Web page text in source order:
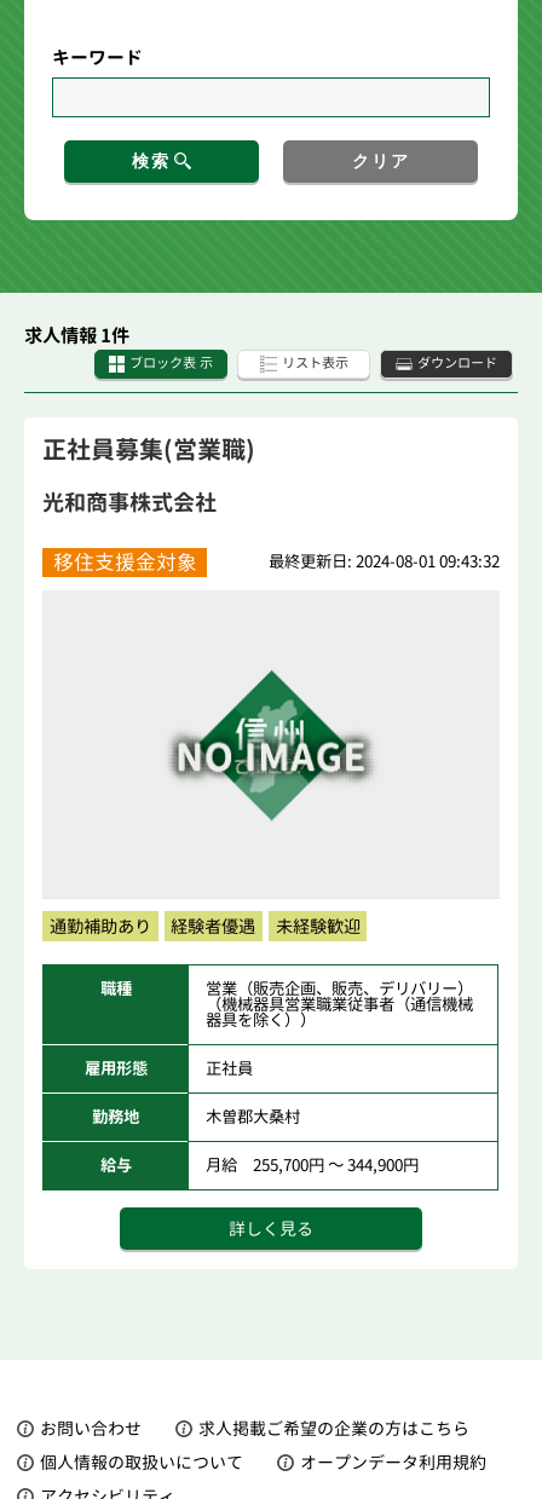
キーワード
検索 クリア
求人情報 1件
ブロック表 示 リスト表示 ダウンロード
正社員募集(営業職)
光和商事株式会社
移住支援金対象 最終更新日: 2024-08-01 09:43:32
通勤補助あり 経験者優遇 未経験歓迎
職種 営業（販売企画、販売、デリバリー）
（機械器具営業職業従事者（通信機械
器具を除く））
雇用形態 正社員
勤務地 木曽郡大桑村
給与 月給 255,700円 ～ 344,900円
詳しく見る
お問い合わせ
求人掲載ご希望の企業の方はこちら
個人情報の取扱いについて
オープンデータ利用規約